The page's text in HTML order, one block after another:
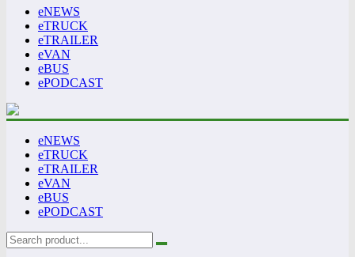
eNEWS
eTRUCK
eTRAILER
eVAN
eBUS
ePODCAST
eNEWS
eTRUCK
eTRAILER
eVAN
eBUS
ePODCAST